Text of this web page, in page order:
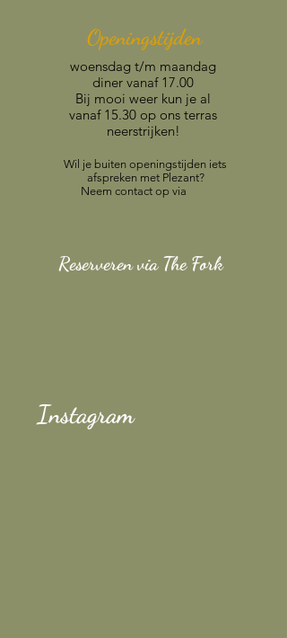
Openingstijden
woensdag t/m maandag
diner vanaf 17.00
Bij mooi weer kun je al
vanaf 15.30 op ons terras
neerstrijken!
Wil je buiten openingstijden iets
afspreken met Plezant?
Neem contact op via
Reserveren via The Fork
Instagram